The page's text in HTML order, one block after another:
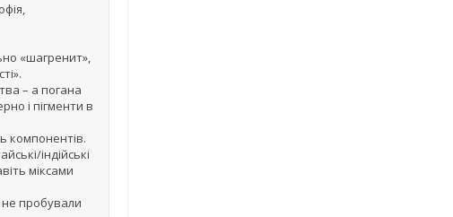
«шагренит»,
– а погана
і пігменти в
компонентів.
індійські
міксами
не пробували